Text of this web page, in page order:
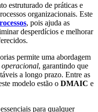
estruturado de práticas e
organizacionais. Este
, pois ajuda as
desperdícios e melhorar
permite uma abordagem
operacional, garantindo que
a longo prazo. Entre as
modelo estão o DMAIC e
para qualquer